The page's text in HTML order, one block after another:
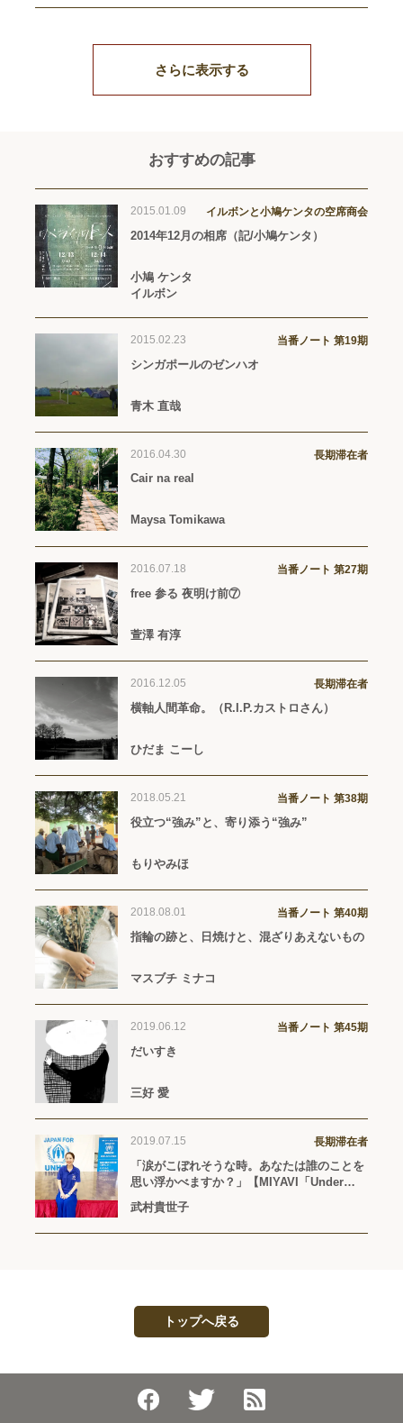
さらに表示する
おすすめの記事
2015.01.09 イルボンと小鳩ケンタの空席商会
2014年12月の相席（記/小鳩ケンタ）
小鳩 ケンタ
イルボン
2015.02.23 当番ノート 第19期
シンガポールのゼンハオ
青木 直哉
2016.04.30 長期滞在者
Cair na real
Maysa Tomikawa
2016.07.18 当番ノート 第27期
free 参る 夜明け前⑦
萱澤 有淳
2016.12.05 長期滞在者
横軸人間革命。（R.I.P.カストロさん）
ひだま こーし
2018.05.21 当番ノート 第38期
役立つ“強み”と、寄り添う“強み”
もりやみほ
2018.08.01 当番ノート 第40期
指輪の跡と、日焼けと、混ざりあえないもの
マスブチ ミナコ
2019.06.12 当番ノート 第45期
だいすき
三好 愛
2019.07.15 長期滞在者
「涙がこぼれそうな時。あなたは誰のことを
思い浮かべますか？」【MIYAVI「Under
The Same Sky」（2019年7月24日リリー
ス）】
武村貴世子
トップへ戻る